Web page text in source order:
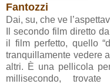
Fantozzi
Dai, su, che ve
Il secondo film diretto
il film perfetto, quello
tranquillamente vedere
altri. È una pellicola
millisecondo,